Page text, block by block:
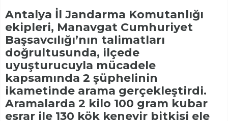
Antalya İl Jandarma Komutanlığı
ekipleri, Manavgat Cumhuriyet
Başsavcılığı’nın talimatları
doğrultusunda, ilçede
uyuşturucuyla mücadele
kapsamında 2 şüphelinin
ikametinde arama gerçekleştirdi.
Aramalarda 2 kilo 100 gram kubar
esrar ile 130 kök kenevir bitkisi ele